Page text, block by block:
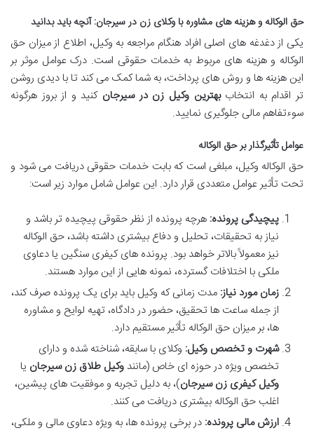
حق الوکاله و هزینه های مشاوره با وکلای زن در سیرجان: آنچه باید بدانید
یکی از دغدغه های اصلی افراد هنگام مراجعه به وکیل، اطلاع از میزان حق
الوکاله و هزینه های مربوط به خدمات حقوقی است. درک عوامل موثر بر
این هزینه ها و روش های پرداخت، به شما کمک می کند تا با دیدی روشن
تر اقدام به انتخاببهترین وکیل زن در سیرجان کنید و از بروز هرگونه
سوءتفاهم مالی جلوگیری نمایید.
عوامل تأثیرگذار بر حق الوکاله
حق الوکاله وکیل، مبلغی است که بابت خدمات حقوقی دریافت می شود و
تحت تأثیر عوامل متعددی قرار دارد. این عوامل شامل موارد زیر است:
پیچیدگی پرونده: هرچه پرونده از نظر حقوقی پیچیده تر باشد و
نیاز به تحقیقات، تحلیل و دفاع بیشتری داشته باشد، حق الوکاله
نیز معمولاً بالاتر خواهد بود. پرونده های کیفری سنگین یا دعاوی
ملکی با اختلافات گسترده، نمونه هایی از این موارد هستند.
زمان مورد نیاز: مدت زمانی که وکیل باید برای یک پرونده صرف کند،
از جمله ساعت ها تحقیق، حضور در دادگاه، تهیه لوایح و مشاوره
ها، بر میزان حق الوکاله تأثیر مستقیم دارد.
شهرت و تخصص وکیل: وکلای با سابقه، شناخته شده و دارای
تخصص ویژه در حوزه ای خاص (مانندوکیل طلاق زن سیرجان یا
وکیل کیفری زن سیرجان)، به دلیل تجربه و موفقیت های پیشین،
اغلب حق الوکاله بیشتری دریافت می کنند.
ارزش مالی پرونده: در برخی پرونده ها، به ویژه دعاوی مالی و ملکی،